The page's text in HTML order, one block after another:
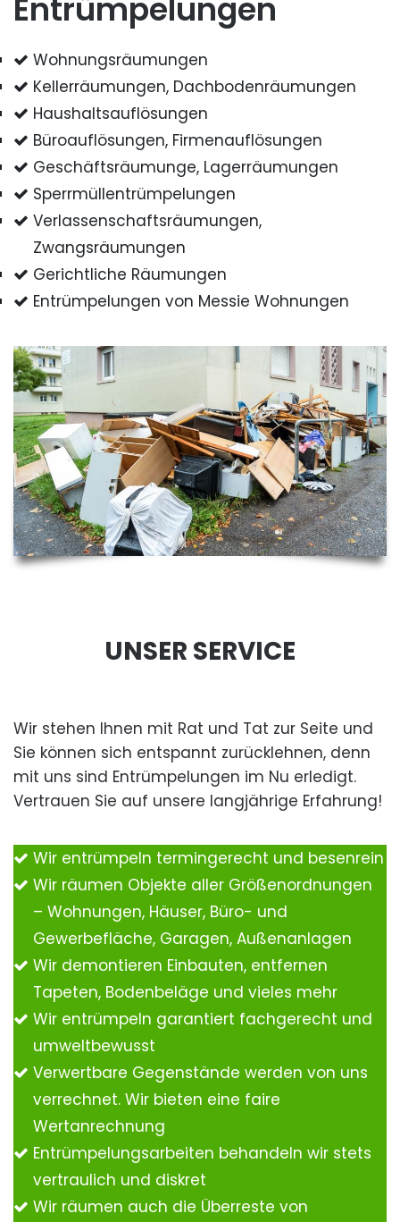
Entrümpelungen
Wohnungsräumungen
Kellerräumungen, Dachbodenräumungen
Haushaltsauflösungen
Büroauflösungen, Firmenauflösungen
Geschäftsräumunge, Lagerräumungen
Sperrmüllentrümpelungen
Verlassenschaftsräumungen,
Zwangsräumungen
Gerichtliche Räumungen
Entrümpelungen von Messie Wohnungen
UNSER SERVICE
Wir stehen Ihnen mit Rat und Tat zur Seite und
Sie können sich entspannt zurücklehnen, denn
mit uns sind Entrümpelungen im Nu erledigt.
Vertrauen Sie auf unsere langjährige Erfahrung!
Wir entrümpeln termingerecht und besenrein
Wir räumen Objekte aller Größenordnungen
– Wohnungen, Häuser, Büro- und
Gewerbefläche, Garagen, Außenanlagen
Wir demontieren Einbauten, entfernen
Tapeten, Bodenbeläge und vieles mehr
Wir entrümpeln garantiert fachgerecht und
umweltbewusst
Verwertbare Gegenstände werden von uns
verrechnet. Wir bieten eine faire
Wertanrechnung
Entrümpelungsarbeiten behandeln wir stets
vertraulich und diskret
Wir räumen auch die Überreste von